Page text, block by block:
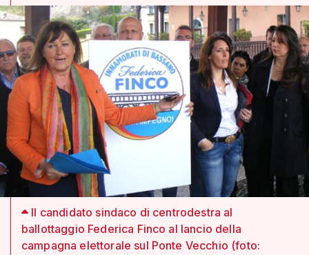
Il candidato sindaco di centrodestra al
ballottaggio Federica Finco al lancio della
campagna elettorale sul Ponte Vecchio (foto: